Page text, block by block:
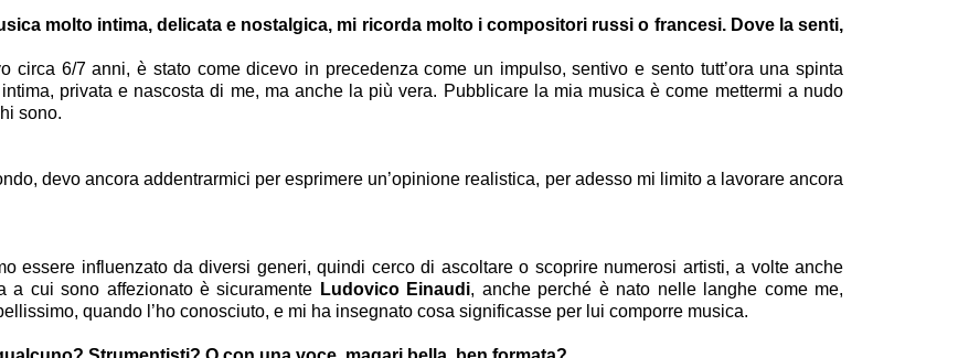
molto intima, delicata e nostalgica, mi ricorda molto i compositori russi o francesi. Dove la senti,
circa 6/7 anni, è stato come dicevo in precedenza come un impulso, sentivo e sento tutt’ora una spinta
privata e nascosta di me, ma anche la più vera. Pubblicare la mia musica è come mettermi a nudo
sono.
devo ancora addentrarmici per esprimere un’opinione realistica, per adesso mi limito a lavorare ancora
essere influenzato da diversi generi, quindi cerco di ascoltare o scoprire numerosi artisti, a volte anche
a cui sono affezionato è sicuramente Ludovico Einaudi, anche perché è nato nelle langhe come me,
quando l’ho conosciuto, e mi ha insegnato cosa significasse per lui comporre musica.